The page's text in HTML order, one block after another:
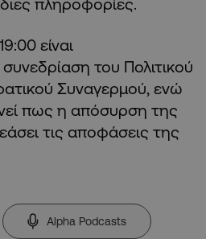
πληροφορίες.
είναι
του Πολιτικού
Συναγερμού, ενώ
πως η απόσυρση της
τις αποφάσεις της
Alpha Podcasts